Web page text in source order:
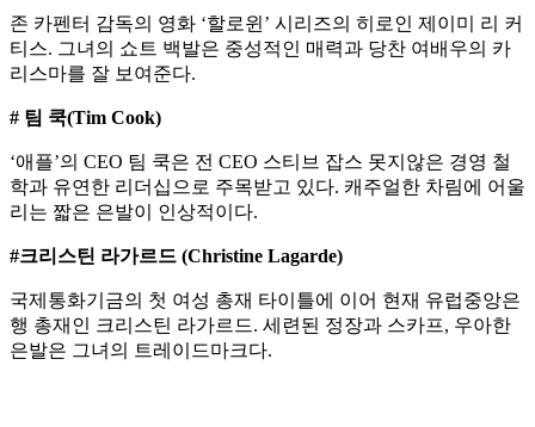
존 카펜터 감독의 영화 ‘할로윈’ 시리즈의 히로인 제이미 리 커
티스. 그녀의 쇼트 백발은 중성적인 매력과 당찬 여배우의 카
리스마를 잘 보여준다.
# 팀 쿡(Tim Cook)
‘애플’의 CEO 팀 쿡은 전 CEO 스티브 잡스 못지않은 경영 철
학과 유연한 리더십으로 주목받고 있다. 캐주얼한 차림에 어울
리는 짧은 은발이 인상적이다.
#크리스틴 라가르드 (Christine Lagarde)
국제통화기금의 첫 여성 총재 타이틀에 이어 현재 유럽중앙은
행 총재인 크리스틴 라가르드. 세련된 정장과 스카프, 우아한
은발은 그녀의 트레이드마크다.